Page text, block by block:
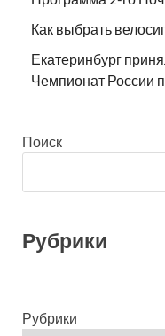
Как выбрать
Екатеринбург
Чемпионат России
Поиск
Рубрики
Рубрики